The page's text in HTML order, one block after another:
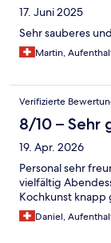
17. Juni 2025
Sehr sauberes
Martin,
Verifizierte
8/10 – Sehr
19. Apr. 2026
Personal sehr
vielfältig
Kochkunst knapp
Daniel,